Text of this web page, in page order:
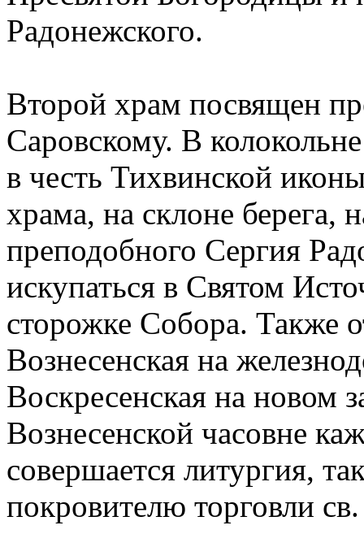
Радонежского.
Второй храм посвящен
Саровскому. В
в честь Тихвинской
храма, на склоне берега,
преподобного Сергия
искупаться в Святом
сторожке Собора. Также
Вознесенская на
Воскресенская на новом
Вознесенской часовне
совершается литургия,
покровителю торговли